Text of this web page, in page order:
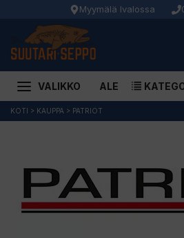
Myymälä Ivalossa
VALIKKO ALE
Siirry
KOTI > KAUPPA > PATRIOT